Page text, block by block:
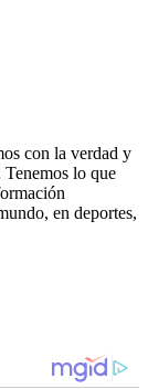
con la verdad y
Tenemos lo que
en deportes,